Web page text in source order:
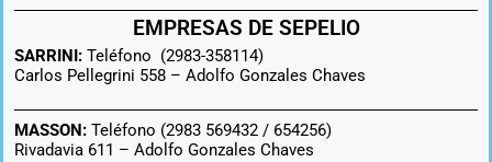
EMPRESAS DE SEPELIO
SARRINI: Teléfono (2983-358114)
Carlos Pellegrini 558 – Adolfo Gonzales Chaves
MASSON: Teléfono (2983 569432 / 654256)
Rivadavia 611 – Adolfo Gonzales Chaves